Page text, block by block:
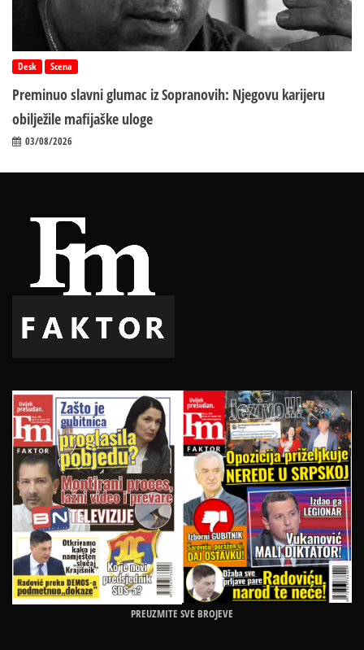
Desk Scena
Preminuo slavni glumac iz Sopranovih: Njegovu karijeru
obilježile mafijaške uloge
03/08/2026
PREUZMITE SVE BROJEVE